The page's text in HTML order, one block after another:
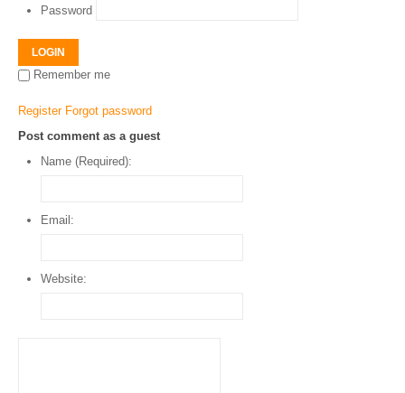
Password
LOGIN
Remember me
Register Forgot password
Post comment as a guest
Name (Required):
Email:
Website: